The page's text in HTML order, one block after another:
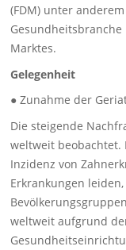
(FDM) unter
Marktes.
Gelegenheit
● Zunahme der
Die steigende
weltweit
Inzidenz von
Erkrankungen
weltweit aufgrund